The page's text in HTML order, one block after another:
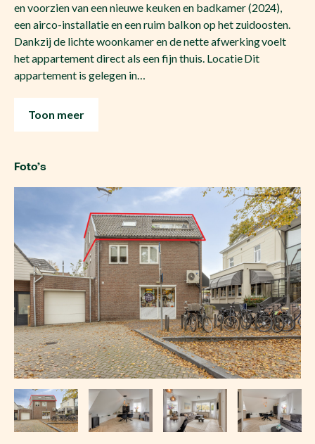
en voorzien van een nieuwe keuken en badkamer (2024),
een airco-installatie en een ruim balkon op het zuidoosten.
Dankzij de lichte woonkamer en de nette afwerking voelt
het appartement direct als een fijn thuis. Locatie Dit
appartement is gelegen in…
Toon meer
Foto’s